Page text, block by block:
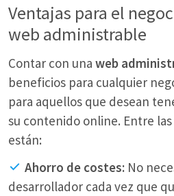
Ventajas para el
web administrable
Contar con una web
beneficios para cualquier
para aquellos que desean
su contenido online. Entre
están:
Ahorro de costes: No
desarrollador cada vez que